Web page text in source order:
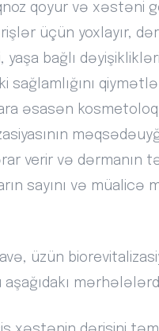
qoyur və xəstəni
üçün yoxlayır,
yaşa bağlı
sağlamlığını
əsasən
verir və dərmanın
sayını və müalicə
üzün
aşağıdakı